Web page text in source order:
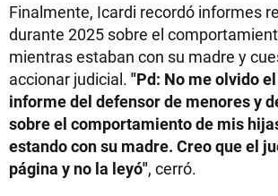
Finalmente, Icardi recordó informes
durante 2025 sobre el
mientras estaban con su madre y
accionar judicial. "Pd: No me olvido
informe del defensor de menores y
sobre el comportamiento de mis
estando con su madre. Creo que el
página y no la leyó", cerró.